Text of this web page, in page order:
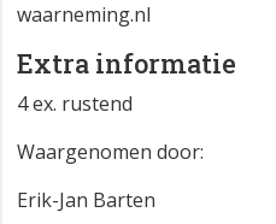
waarneming.nl
Extra informatie
4 ex. rustend
Waargenomen door:
Erik-Jan Barten